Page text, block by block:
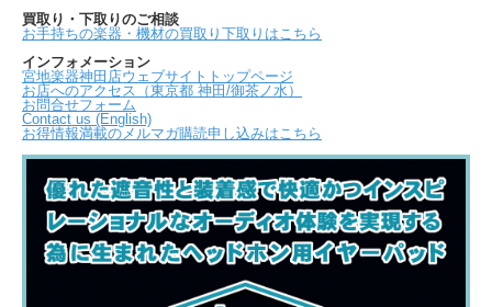
買取り・下取りのご相談
お手持ちの楽器・機材の買取り下取りはこちら
インフォメーション
宮地楽器神田店ウェブサイトトップページ
お店へのアクセス（東京都 神田/御茶ノ水）
お問合せフォーム
Contact us (English)
お得情報満載のメルマガ購読申し込みはこちら